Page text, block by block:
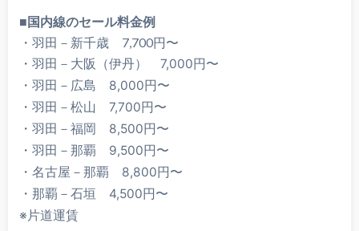
■ 国内線のセール料金例
・羽田－新千歳 7,700円〜
・ 羽田－大阪（伊丹） 7,000円〜
・羽田－広島 8,000円〜
・羽田－松山 7,700円〜
・ 羽田－福岡 8,500円〜
・ 羽田－那覇 9,500円〜
・名古屋－那覇 8,800円〜
・那覇－石垣 4,500円〜
※片道運賃